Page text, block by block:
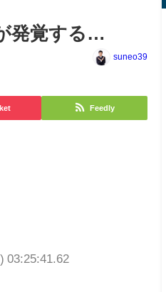
発覚する…
suneo39
Feedly
03:25:41.62